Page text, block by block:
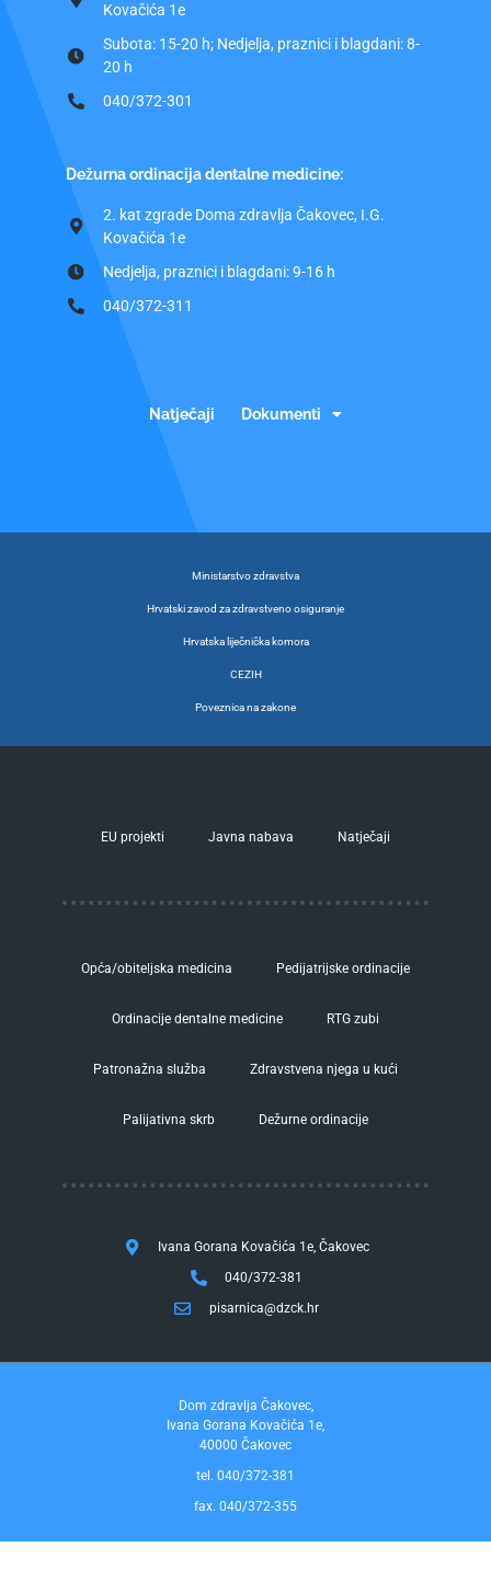
Kovačića 1e
Subota: 15-20 h; Nedjelja, praznici i blagdani: 8-
20 h
040/372-301
Dežurna ordinacija dentalne medicine:
2. kat zgrade Doma zdravlja Čakovec, I.G.
Kovačića 1e
Nedjelja, praznici i blagdani: 9-16 h
040/372-311
Natječaji Dokumenti
Ministarstvo zdravstva
Hrvatski zavod za zdravstveno osiguranje
Hrvatska liječnička komora
CEZIH
Poveznica na zakone
EU projekti Javna nabava Natječaji
Opća/obiteljska medicina Pedijatrijske ordinacije
Ordinacije dentalne medicine RTG zubi
Patronažna služba Zdravstvena njega u kući
Palijativna skrb Dežurne ordinacije
Ivana Gorana Kovačića 1e, Čakovec
040/372-381
pisarnica@dzck.hr
Dom zdravlja Čakovec,
Ivana Gorana Kovačića 1e,
40000 Čakovec
tel. 040/372-381
fax. 040/372-355